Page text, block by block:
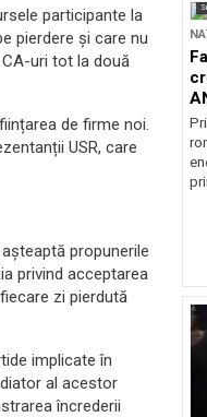
participante la
pierdere și care nu
uri tot la două
de firme noi.
USR, care
propunerile
privind acceptarea
zi pierdută
implicate în
al acestor
încrederii